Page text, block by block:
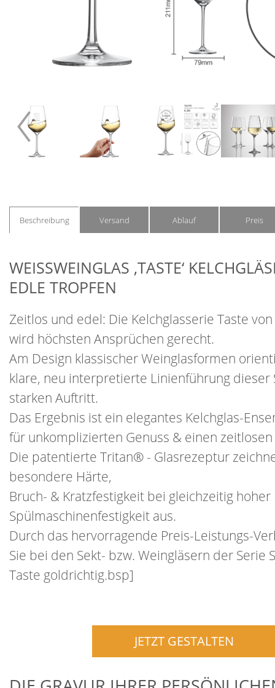
Beschreibung Versand Ablauf Preis
WEISSWEINGLAS ‚TASTE‘
DLE TROPFEN
Zeitlos und edel: Die Kelchglasserie Taste
wird höchsten Ansprüchen gerecht.
Am Design klassischer Weinglasformen
klare, neu interpretierte Linienführung dieser
starken Auftritt.
Das Ergebnis ist ein elegantes Kelchglas-
für unkomplizierten Genuss & einen
Die patentierte Tritan® - Glasrezeptur
besondere Härte,
Bruch- & Kratzfestigkeit bei gleichzeitig
Spülmaschinenfestigkeit aus.
Durch das hervorragende Preis-Leistungs-
Sie bei den Sekt- bzw. Weingläsern der Serie
Taste goldrichtig.bsp]
JETZT GESTALTEN